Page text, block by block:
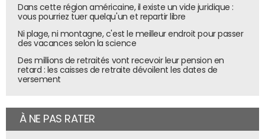
offres", explique Marc Lolivier. Il faudra également dire s'il
existe une rémunération, par exemple des
ou sites de voyage qui permettent aux marchands ou
compagnies aériennes d'apparaître en tête des listings
grâce à cela.
"Les modalités d'exécution ne sont pas précisées,
clairement le consommateur, estampiller chaque
offre serait souvent disproportionné." Le délégué général
Dans cette région américaine, il existe un vide juridique :
vous pourriez tuer quelqu'un et repartir libre
Ni plage, ni montagne, c'est le meilleur endroit pour passer
des vacances selon la science
Des millions de retraités vont recevoir leur pension en
retard : les caisses de retraite dévoilent les dates de
versement
À NE PAS RATER